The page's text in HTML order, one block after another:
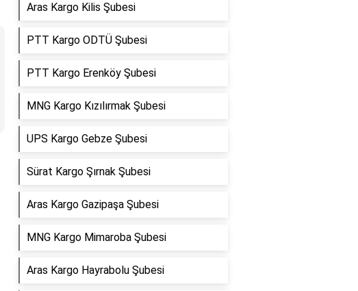
Aras Kargo Kilis Şubesi
PTT Kargo ODTÜ Şubesi
PTT Kargo Erenköy Şubesi
MNG Kargo Kızılırmak Şubesi
UPS Kargo Gebze Şubesi
Sürat Kargo Şırnak Şubesi
Aras Kargo Gazipaşa Şubesi
MNG Kargo Mimaroba Şubesi
Aras Kargo Hayrabolu Şubesi